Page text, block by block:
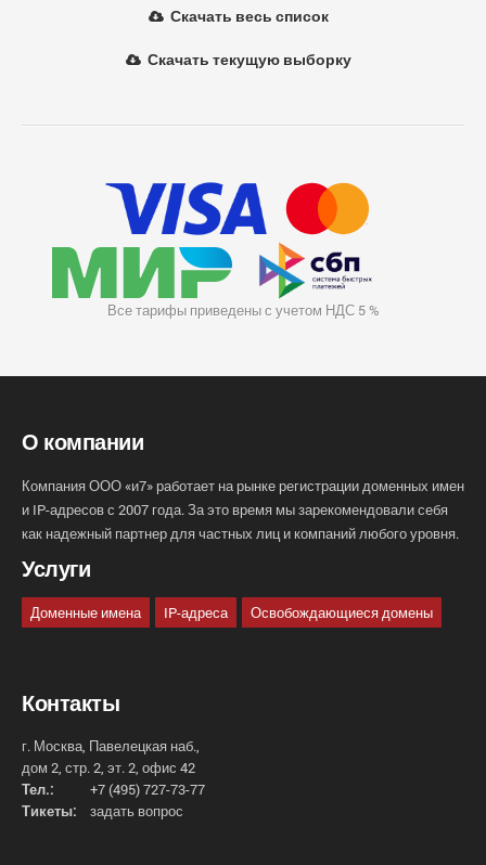
Скачать весь список
Скачать текущую выборку
Все тарифы приведены с учетом НДС 5 %
О компании
Компания ООО «и7» работает на рынке регистрации доменных имен
и IP-адресов с 2007 года. За это время мы зарекомендовали себя
как надежный партнер для частных лиц и компаний любого уровня.
Услуги
Доменные имена IP-адреса Освобождающиеся домены
Контакты
г. Москва, Павелецкая наб.,
дом 2, стр. 2, эт. 2, офис 42
Тел.:
+7 (495) 727-73-77
Тикеты:
задать вопрос